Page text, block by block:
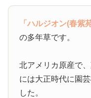
「ハルジオン(春紫
の多年草です。
北アメリカ原産で
には大正時代に園
した。